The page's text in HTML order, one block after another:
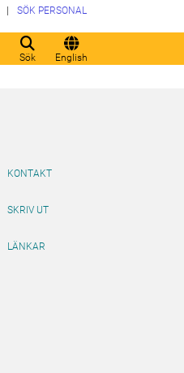
Sök English
SÖK PERSONAL
KONTAKT
SKRIV UT
LÄNKAR